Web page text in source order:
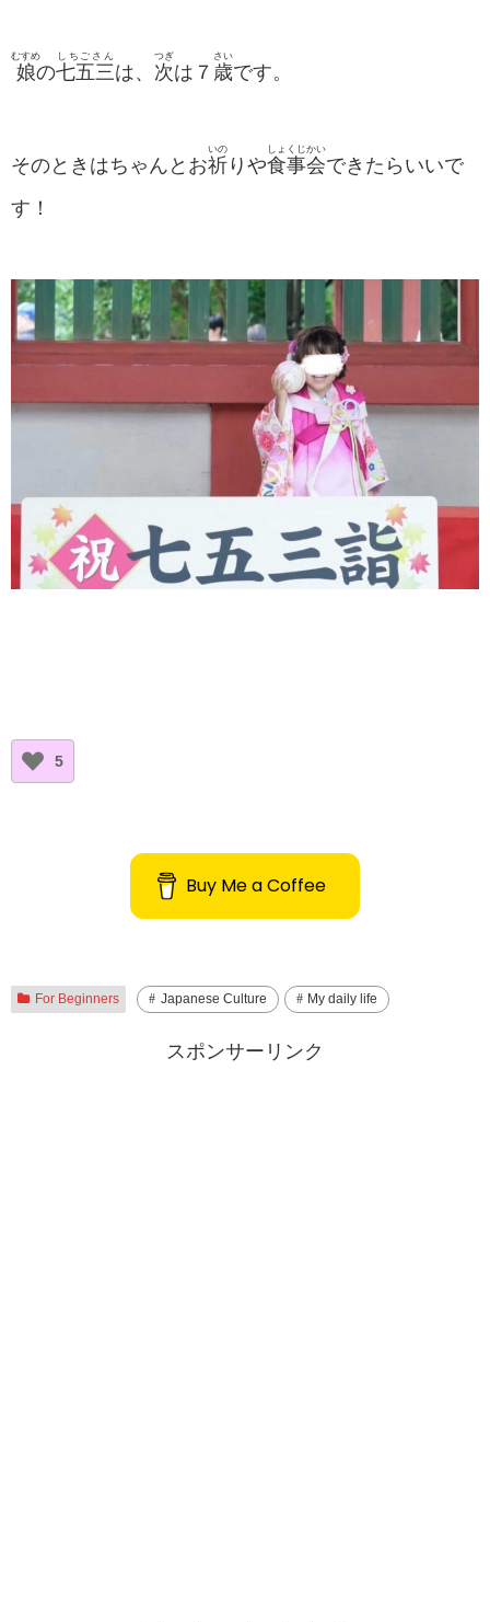
娘
むすめ
の七五三
しちごさん
は、 次
つぎ
は７ 歳
さい
です。
そのときはちゃんとお祈
いの
りや食事会
しょくじかい
できたらいいで
す！
5
Buy Me a Coffee
For Beginners Japanese Culture My daily life
スポンサーリンク